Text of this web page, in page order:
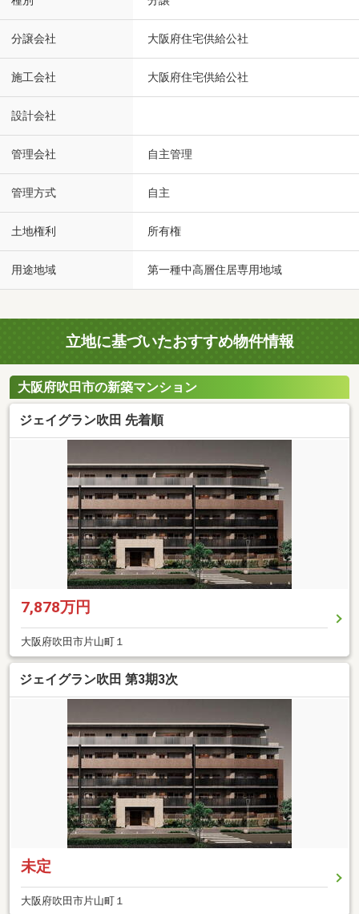
分譲会社 大阪府住宅供給公社
施工会社 大阪府住宅供給公社
設計会社
管理会社 自主管理
管理方式 自主
土地権利 所有権
用途地域 第一種中高層住居専用地域
立地に基づいたおすすめ物件情報
大阪府吹田市の新築マンション
ジェイグラン吹田 先着順
7,878万円
大阪府吹田市片山町１
ジェイグラン吹田 第3期3次
未定
大阪府吹田市片山町１